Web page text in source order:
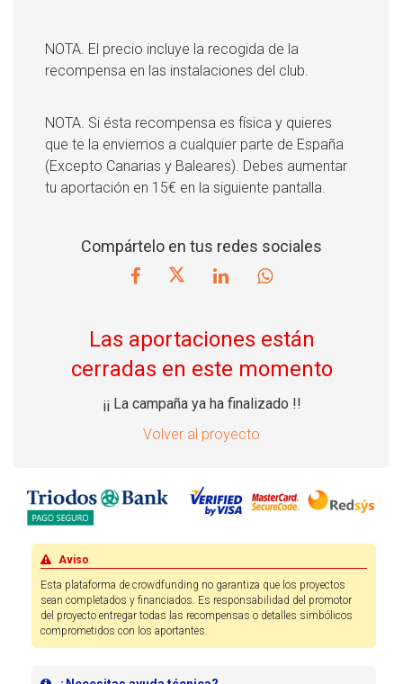
NOTA. El precio incluye la recogida de la
recompensa en las instalaciones del club.
NOTA. Si ésta recompensa es física y quieres
que te la enviemos a cualquier parte de España
(Excepto Canarias y Baleares). Debes aumentar
tu aportación en 15€ en la siguiente pantalla.
Compártelo en tus redes sociales
Las aportaciones están
cerradas en este momento
¡¡ La campaña ya ha finalizado !!
Volver al proyecto
Aviso
Esta plataforma de crowdfunding no garantiza que los proyectos
sean completados y financiados. Es responsabilidad del promotor
del proyecto entregar todas las recompensas o detalles simbólicos
comprometidos con los aportantes.